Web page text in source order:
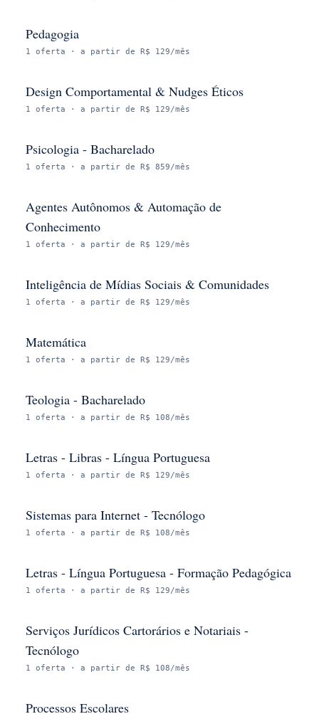
Pedagogia
1 oferta · a partir de R$ 129/mês
Design Comportamental & Nudges Éticos
1 oferta · a partir de R$ 129/mês
Psicologia - Bacharelado
1 oferta · a partir de R$ 859/mês
Agentes Autônomos & Automação de
Conhecimento
1 oferta · a partir de R$ 129/mês
Inteligência de Mídias Sociais & Comunidades
1 oferta · a partir de R$ 129/mês
Matemática
1 oferta · a partir de R$ 129/mês
Teologia - Bacharelado
1 oferta · a partir de R$ 108/mês
Letras - Libras - Língua Portuguesa
1 oferta · a partir de R$ 129/mês
Sistemas para Internet - Tecnólogo
1 oferta · a partir de R$ 108/mês
Letras - Língua Portuguesa - Formação Pedagógica
1 oferta · a partir de R$ 129/mês
Serviços Jurídicos Cartorários e Notariais -
Tecnólogo
1 oferta · a partir de R$ 108/mês
Processos Escolares